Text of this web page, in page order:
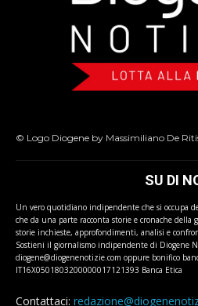
© Logo Diogene by Massimiliano De
SU DI
Un vero quotidiano indipendente che si occupa
che da una parte racconta storie e cronache
storie inchieste, approfondimenti, analisi e
Sostieni il giornalismo indipendente di Diogene
diogene@diogenenotizie.com oppure bonifico
IT16X0501803200000017121393 Banca Etica
Contattaci: